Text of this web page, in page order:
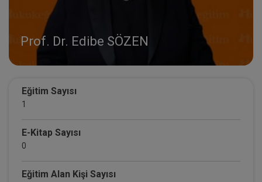
Prof. Dr. Edibe SÖZEN
Eğitim Sayısı
1
E-Kitap Sayısı
0
Eğitim Alan Kişi Sayısı